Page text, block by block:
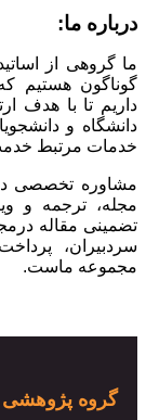
درباره ما:
ما گروهی از
گوناگون هستیم
داریم تا با هدف
دانشگاه و
خدمات مرتبط
مشاوره تخصصی در
مجله، ترجمه و
تضمینی مقاله
سردبیران،
مجموعه ماست.
گروه